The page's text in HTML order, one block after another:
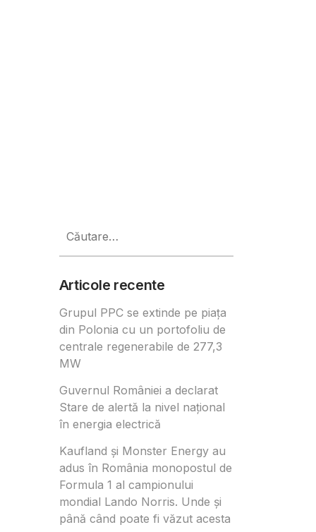
după:
Articole recente
Grupul PPC se extinde pe piața
din Polonia cu un portofoliu de
centrale regenerabile de 277,3
MW
Guvernul României a declarat
Stare de alertă la nivel național
în energia electrică
Kaufland și Monster Energy au
adus în România monopostul de
Formula 1 al campionului
mondial Lando Norris. Unde și
până când poate fi văzut acesta